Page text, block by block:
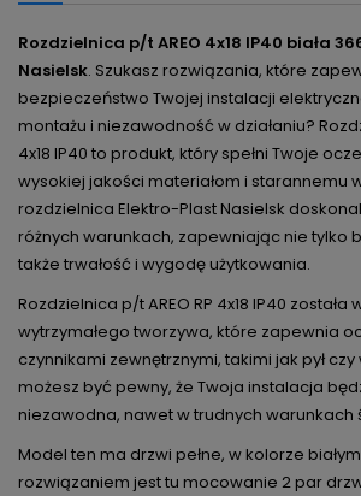
Rozdzielnica p/t AREO 4x18 IP40 biała
Nasielsk. Szukasz rozwiązania, które
bezpieczeństwo Twojej instalacji
montażu i niezawodność w działaniu?
4x18 IP40 to produkt, który spełni Twoje
wysokiej jakości materiałom i starannemu
rozdzielnica Elektro-Plast Nasielsk
różnych warunkach, zapewniając nie tylko
także trwałość i wygodę użytkowania.
Rozdzielnica p/t AREO RP 4x18 IP40 została
wytrzymałego tworzywa, które zapewnia
czynnikami zewnętrznymi, takimi jak pył
możesz być pewny, że Twoja instalacja
niezawodna, nawet w trudnych warunkach
Model ten ma drzwi pełne, w kolorze
rozwiązaniem jest tu mocowanie 2 par